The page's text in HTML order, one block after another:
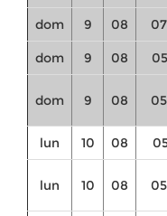
dom 9 08
dom 9 08
dom 9 08
lun 10 08
lun 10 08